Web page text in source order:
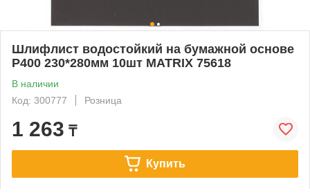
Шлифлист водостойкий на бумажной основе
P400 230*280мм 10шт MATRIX 75618
В наличии
Код: 300777
Розница
1 263 ₸
Купить